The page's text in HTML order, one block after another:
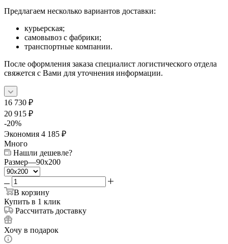
Предлагаем несколько вариантов доставки:
курьерская;
самовывоз с фабрики;
транспортные компании.
После оформления заказа специалист логистического отдела
свяжется с Вами для уточнения информации.
16 730 ₽
20 915 ₽
-20%
Экономия 4 185 ₽
Много
Нашли дешевле?
Размер—90x200
В корзину
Купить в 1 клик
Рассчитать доставку
Хочу в подарок